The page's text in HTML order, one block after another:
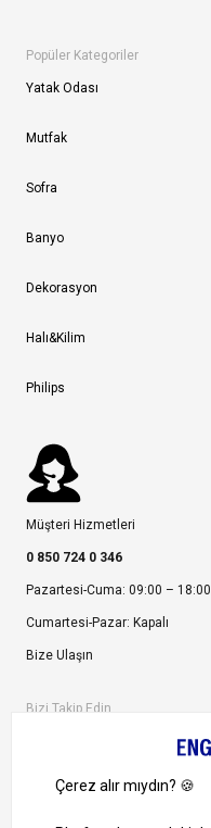
Popüler Kategoriler
Yatak Odası
Mutfak
Sofra
Banyo
Dekorasyon
Halı&Kilim
Philips
Müşteri Hizmetleri
0 850 724 0 346
Pazartesi-Cuma: 09:00 – 18:00
Cumartesi-Pazar: Kapalı
Bize Ulaşın
Bizi Takip Edin